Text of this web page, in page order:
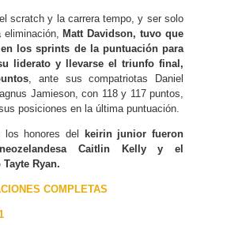
scratch y la carrera tempo, y ser solo
Matt Davidson, tuvo que
los sprints de la puntuación para
liderato y llevarse el triunfo final,
, ante sus compatriotas Daniel
Jamieson, con 118 y 117 puntos,
posiciones en la última puntuación.
los honores del
keirin junior fueron
Caitlin Kelly y el
Ryan.
COMPLETAS